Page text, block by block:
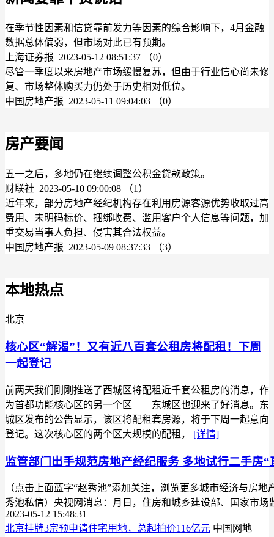
在季节性因素和信贷靠前发力等因素的综合影响下，4月金融
数据总体偏弱，但市场对此已有预期。
上海证券报 2023-05-12 08:51:37
（0）
尽管一季度以来房地产市场缓慢复苏，但由于行业信心尚未修
复、市场整体购买力仍处于历史相对低位。
中国房地产报 2023-05-11 09:04:03
（0）
房产要闻
五一之后，多地仍在继续调整公积金贷款政策。
财联社 2023-05-10 09:00:08
（1）
近年来，部分房地产经纪机构存在利用房源客源优势收取过高
费用、未明码标价、捆绑收费、滥用客户个人信息等问题，加
重交易当事人负担、侵害其合法权益。
中国房地产报 2023-05-09 08:37:33
（3）
本地热点
北京
核心区“解渴”！又有近八百套公租房将配租！下周
一起登记
前两天我们刚刚推送了西城区将配租近千套公租房的消息，作
为首都功能核心区的另一个区——东城区也迎来了好消息。东
城区发布的公告显示，该区将配租套房源，将于下周一起意向
登记。这次核心区的两个区大规模的配租， [详情]
监管部门出手规范房地产经纪服务 多地试行二手房“
（点击上面蓝字“赵秀池”添加关注，浏览更多城市经济与房
秀池私信）央视网消息：月日，住房和城乡建设部、国家市
2023-05-12 15:48:31
北京挂牌3宗预申请住宅用地，总起拍价116亿元 中国网地